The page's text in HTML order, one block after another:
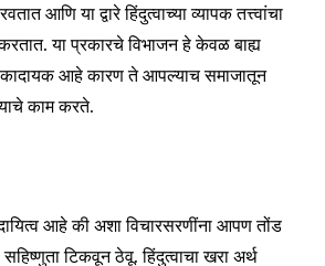
SUBSCRIBE
the
32,111 75
आणि या द्वारे हिंदुत्वाच्या व्यापक तत्त्वांचा
या प्रकारचे विभाजन हे केवळ बाह्य
आहे कारण ते आपल्याच समाजातून
काम करते.
आहे की अशा विचारसरणींना आपण तोंड
टिकवून ठेवू. हिंदुत्वाचा खरा अर्थ